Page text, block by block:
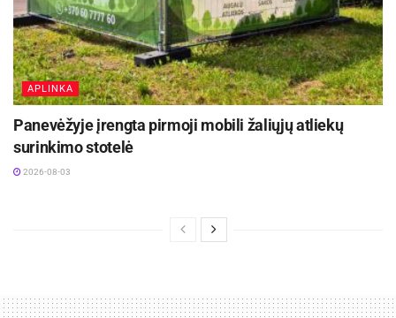
APLINKA
Panevėžyje įrengta pirmoji mobili žaliųjų atliekų
surinkimo stotelė
2026-08-03